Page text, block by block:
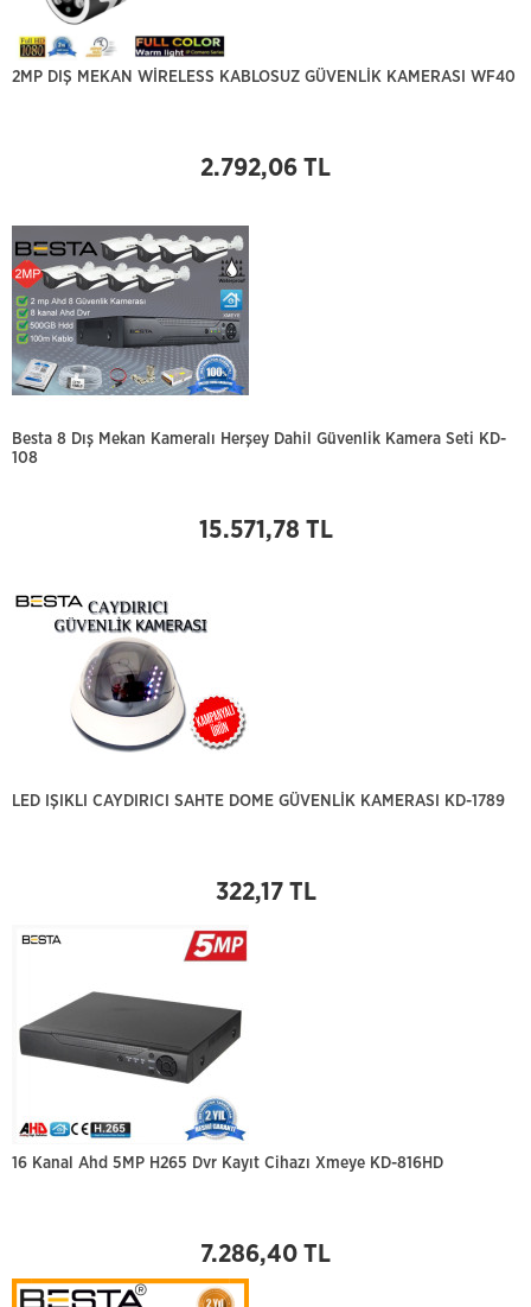
2MP DIŞ MEKAN WİRELESS KABLOSUZ GÜVENLİK KAMERASI WF40
2.792,06 TL
Besta 8 Dış Mekan Kameralı Herşey Dahil Güvenlik Kamera Seti KD-
108
15.571,78 TL
LED IŞIKLI CAYDIRICI SAHTE DOME GÜVENLİK KAMERASI KD-1789
322,17 TL
16 Kanal Ahd 5MP H265 Dvr Kayıt Cihazı Xmeye KD-816HD
7.286,40 TL